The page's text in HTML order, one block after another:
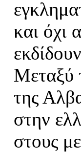
και όχι
Μεταξύ
της
στην
στους